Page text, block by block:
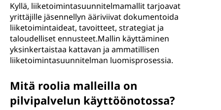
Kyllä, liiketoimintasuunnitelmamallit tarjoavat
yrittäjille jäsennellyn ääriviivat dokumentoida
liiketoimintaideat, tavoitteet, strategiat ja
taloudelliset ennusteet.Mallin käyttäminen
yksinkertaistaa kattavan ja ammatillisen
liiketoimintasuunnitelman luomisprosessia.
Mitä roolia malleilla on
pilvipalvelun käyttöönotossa?